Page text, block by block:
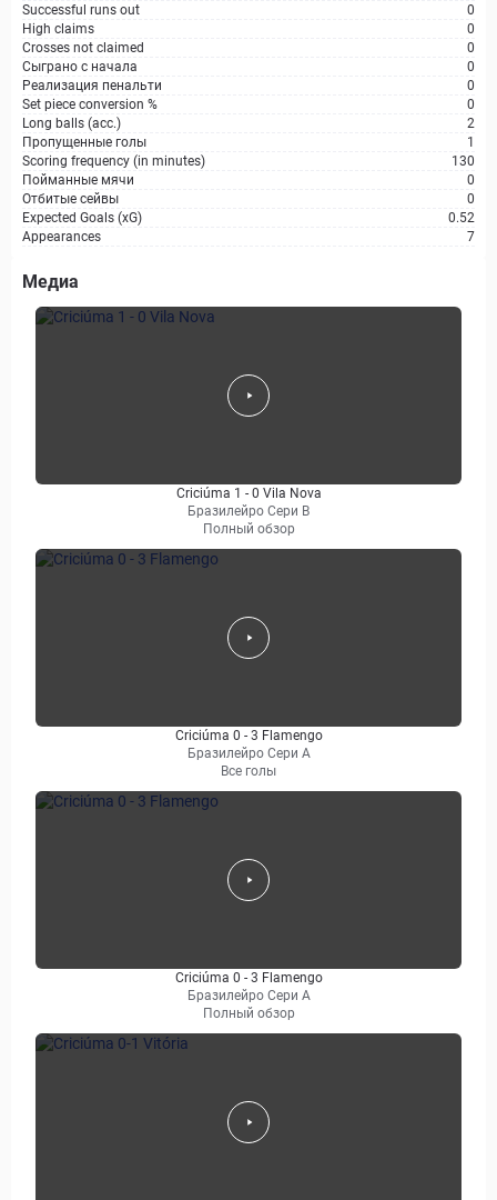
Successful runs out
0
High claims
0
Crosses not claimed
0
Сыграно с начала
0
Реализация пенальти
0
Set piece conversion %
0
Long balls (acc.)
2
Пропущенные голы
1
Scoring frequency (in minutes)
130
Пойманные мячи
0
Отбитые сейвы
0
Expected Goals (xG)
0.52
Appearances
7
Медиа
Criciúma 1 - 0 Vila Nova
Бразилейро Сери B
Полный обзор
Criciúma 0 - 3 Flamengo
Бразилейро Сери A
Все голы
Criciúma 0 - 3 Flamengo
Бразилейро Сери A
Полный обзор